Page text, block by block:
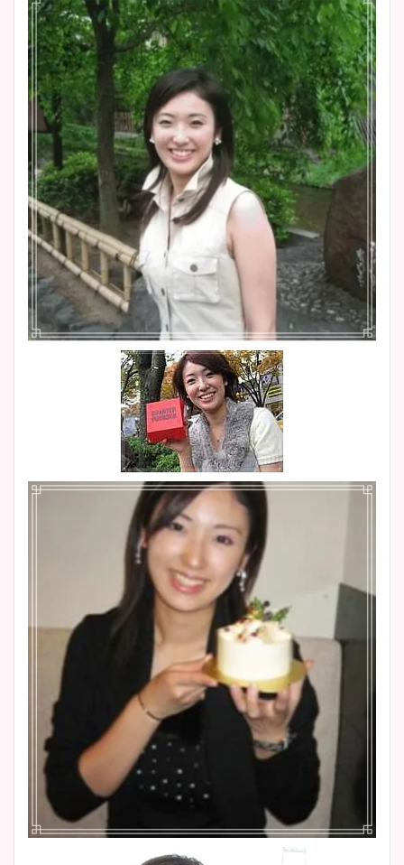
豊島実季アナのカップ画像ま
とめ！美脚や水着姿に年齢も
調査！
宇賀神メグアナのニット画像
まとめ！足も美脚でカップも
凄い！
池谷実悠アナのメガネ画像が
かわいい！カップや水着姿も
まとめた！